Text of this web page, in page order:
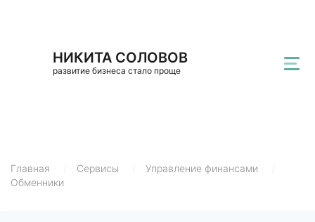
НИКИТА СОЛОВОВ
развитие бизнеса стало проще
Главная Сервисы Управление финансами
Обменники